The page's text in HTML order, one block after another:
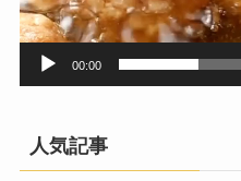
00:00
人気記事